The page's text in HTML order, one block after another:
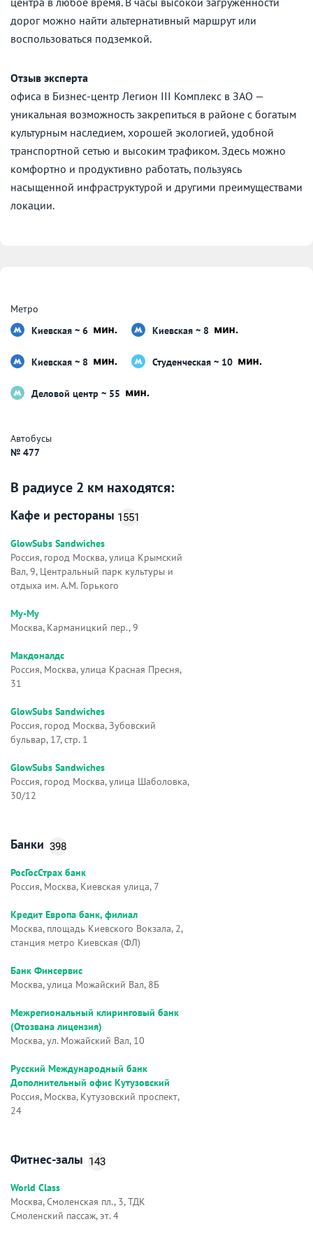
дорог можно найти альтернативный маршрут или
воспользоваться подземкой.
Отзыв эксперта
офиса в Бизнес-центр Легион III Комплекс в ЗАО —
уникальная возможность закрепиться в районе с богатым
культурным наследием, хорошей экологией, удобной
транспортной сетью и высоким трафиком. Здесь можно
комфортно и продуктивно работать, пользуясь
насыщенной инфраструктурой и другими преимуществами
локации.
Метро
Киевская ~ 6
Киевская ~ 8
Киевская ~ 8 Студенческая ~ 10
Деловой центр ~ 55
Автобусы
№ 477
В радиусе 2 км находятся:
Кафе и рестораны 1551
GlowSubs Sandwiches
Россия, город Москва, улица Крымский
Вал, 9, Центральный парк культуры и
отдыха им. А.М. Горького
Му-Му
Москва, Карманицкий пер., 9
Макдоналдс
Россия, Москва, улица Красная Пресня,
31
GlowSubs Sandwiches
Россия, город Москва, Зубовский
бульвар, 17, стр. 1
GlowSubs Sandwiches
Россия, город Москва, улица Шаболовка,
30/12
Банки 398
РосГосСтрах банк
Россия, Москва, Киевская улица, 7
Кредит Европа банк, филиал
Москва, площадь Киевского Вокзала, 2,
станция метро Киевская (ФЛ)
Банк Финсервис
Москва, улица Можайский Вал, 8Б
Межрегиональный клиринговый банк
(Отозвана лицензия)
Москва, ул. Можайский Вал, 10
Русский Международный банк
Дополнительный офис Кутузовский
Россия, Москва, Кутузовский проспект,
24
Фитнес-залы 143
World Class
Москва, Смоленская пл., 3, ТДК
Смоленский пассаж, эт. 4